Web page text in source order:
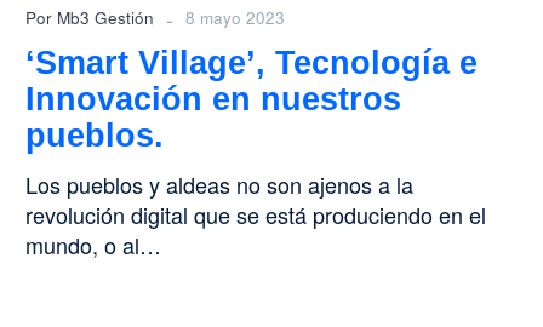
Por Mb3 Gestión - 8 mayo 2023
‘Smart Village’, Tecnología e
Innovación en nuestros
pueblos.
Los pueblos y aldeas no son ajenos a la
revolución digital que se está produciendo en el
mundo, o al…